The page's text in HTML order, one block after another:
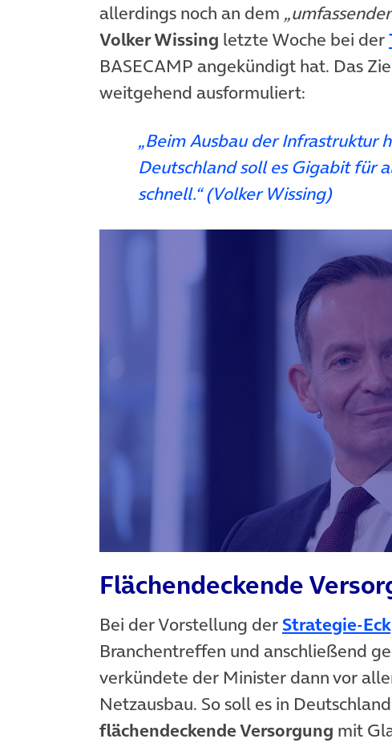
allerdings noch an dem
Volker Wissing letzte Woche bei der
BASECAMP angekündigt hat. Das
weitgehend ausformuliert:
„Beim Ausbau der Infrastruktur
Deutschland soll es Gigabit für
schnell.“ (Volker Wissing)
Flächendeckende
Bei der Vorstellung der Strategie-
Branchentreffen und anschließend
verkündete der Minister dann vor
Netzausbau. So soll es in
flächendeckende Versorgung mit